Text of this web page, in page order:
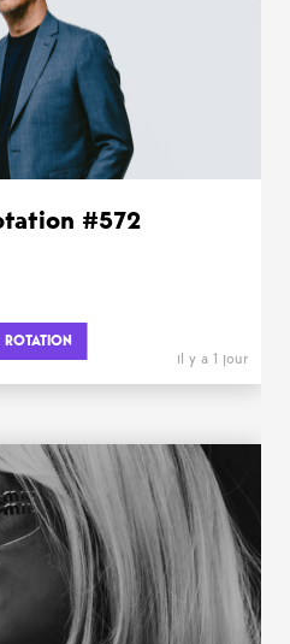
#572
ROTATION
il y a 1 jour